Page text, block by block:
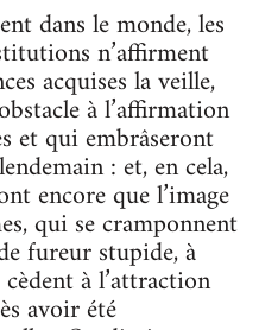
dans le monde, les
n’affirment
acquises la veille,
à l’affirmation
et qui embrâseront
: et, en cela,
encore que l’image
qui se cramponnent
fureur stupide, à
à l’attraction
avoir été